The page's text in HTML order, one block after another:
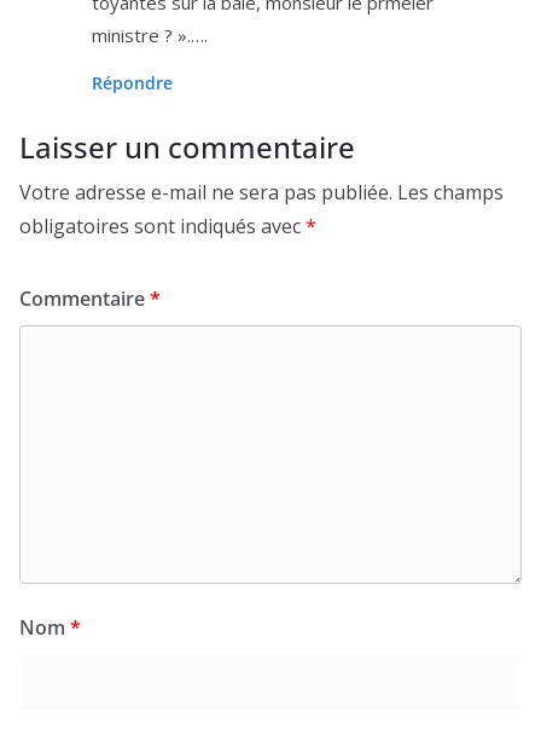
ministre ? ».….
Répondre
Laisser un commentaire
Votre adresse e-mail ne sera pas publiée. Les champs
obligatoires sont indiqués avec*
Commentaire*
Nom *